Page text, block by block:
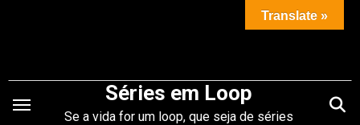
conteúdo
Séries em Loop
Se a vida for um loop, que seja de séries
Translate »